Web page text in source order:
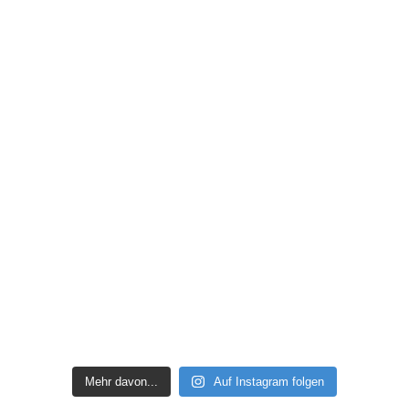
Mehr davon... Auf Instagram folgen